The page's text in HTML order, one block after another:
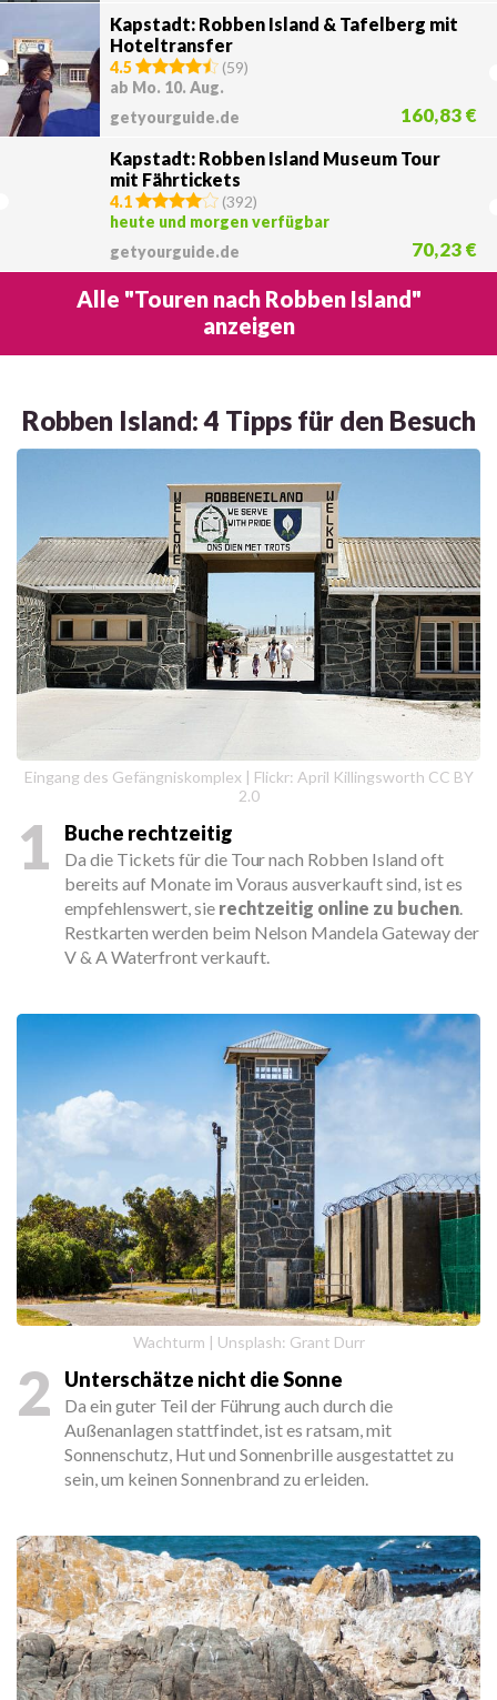
Kapstadt: Robben Island & Tafelberg mit
Hoteltransfer
4.5 (59)
ab Mo. 10. Aug.
getyourguide.de
160,83 €
Kapstadt: Robben Island Museum Tour
mit Fährtickets
4.1 (392)
heute und morgen verfügbar
getyourguide.de
70,23 €
Alle "Touren nach Robben Island"
anzeigen
Robben Island: 4 Tipps für den Besuch
Eingang des Gefängniskomplex | Flickr: April Killingsworth CC BY
2.0
1 Buche rechtzeitig
Da die Tickets für die Tour nach Robben Island oft
bereits auf Monate im Voraus ausverkauft sind, ist es
empfehlenswert, sie rechtzeitig online zu buchen.
Restkarten werden beim Nelson Mandela Gateway der
V & A Waterfront verkauft.
Wachturm | Unsplash: Grant Durr
2 Unterschätze nicht die Sonne
Da ein guter Teil der Führung auch durch die
Außenanlagen stattfindet, ist es ratsam, mit
Sonnenschutz, Hut und Sonnenbrille ausgestattet zu
sein, um keinen Sonnenbrand zu erleiden.